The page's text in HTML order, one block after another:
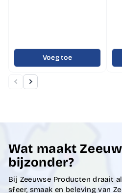
Voeg toe
Wat maakt
bijzonder?
Bij Zeeuwse Producten draait
sfeer, smaak en beleving van